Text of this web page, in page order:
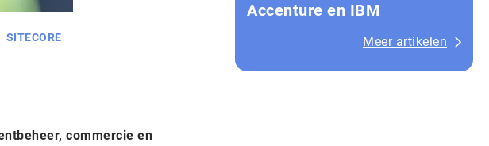
SITECORE
commercie en
Accenture en IBM
Meer artikelen